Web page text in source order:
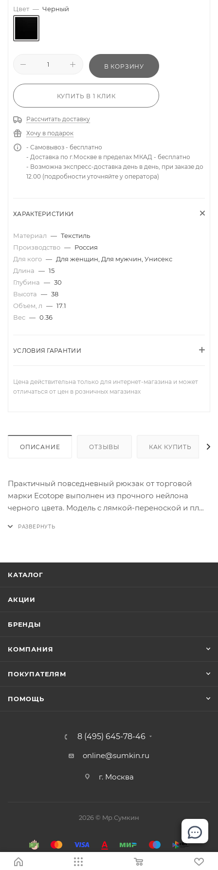
Цвет — Черный
В КОРЗИНУ
КУПИТЬ В 1 КЛИК
Рассчитать доставку
Хочу в подарок
- Самовывоз - бесплатно
- Доставка по г.Москве в пределах МКАД - бесплатно
- Возможна экспресс-доставка день в день, при заказе до
12.00 (подробности уточняйте у оператора)
ХАРАКТЕРИСТИКИ
Материал — Текстиль
Производство — Россия
Для кого — Для женщин, Для мужчин, Унисекс
Длина — 15
Глубина — 30
Высота — 38
Объем, л — 17.1
Вес — 0.36
УСЛОВИЯ ГАРАНТИИ
Цена действительна только для интернет-магазина и может
отличаться от цен в розничных магазинах
ОПИСАНИЕ ОТЗЫВЫ КАК КУПИТЬ
Практичный повседневный рюкзак от торговой
марки Ecotope выполнен из прочного нейлона
черного цвета. Модель с лямкой-переноской и пл
КАТАЛОГ
АКЦИИ
БРЕНДЫ
КОМПАНИЯ
ПОКУПАТЕЛЯМ
ПОМОЩЬ
8 (495) 645-78-46
online@sumkin.ru
г. Москва
2026 © Mр.Сумкин